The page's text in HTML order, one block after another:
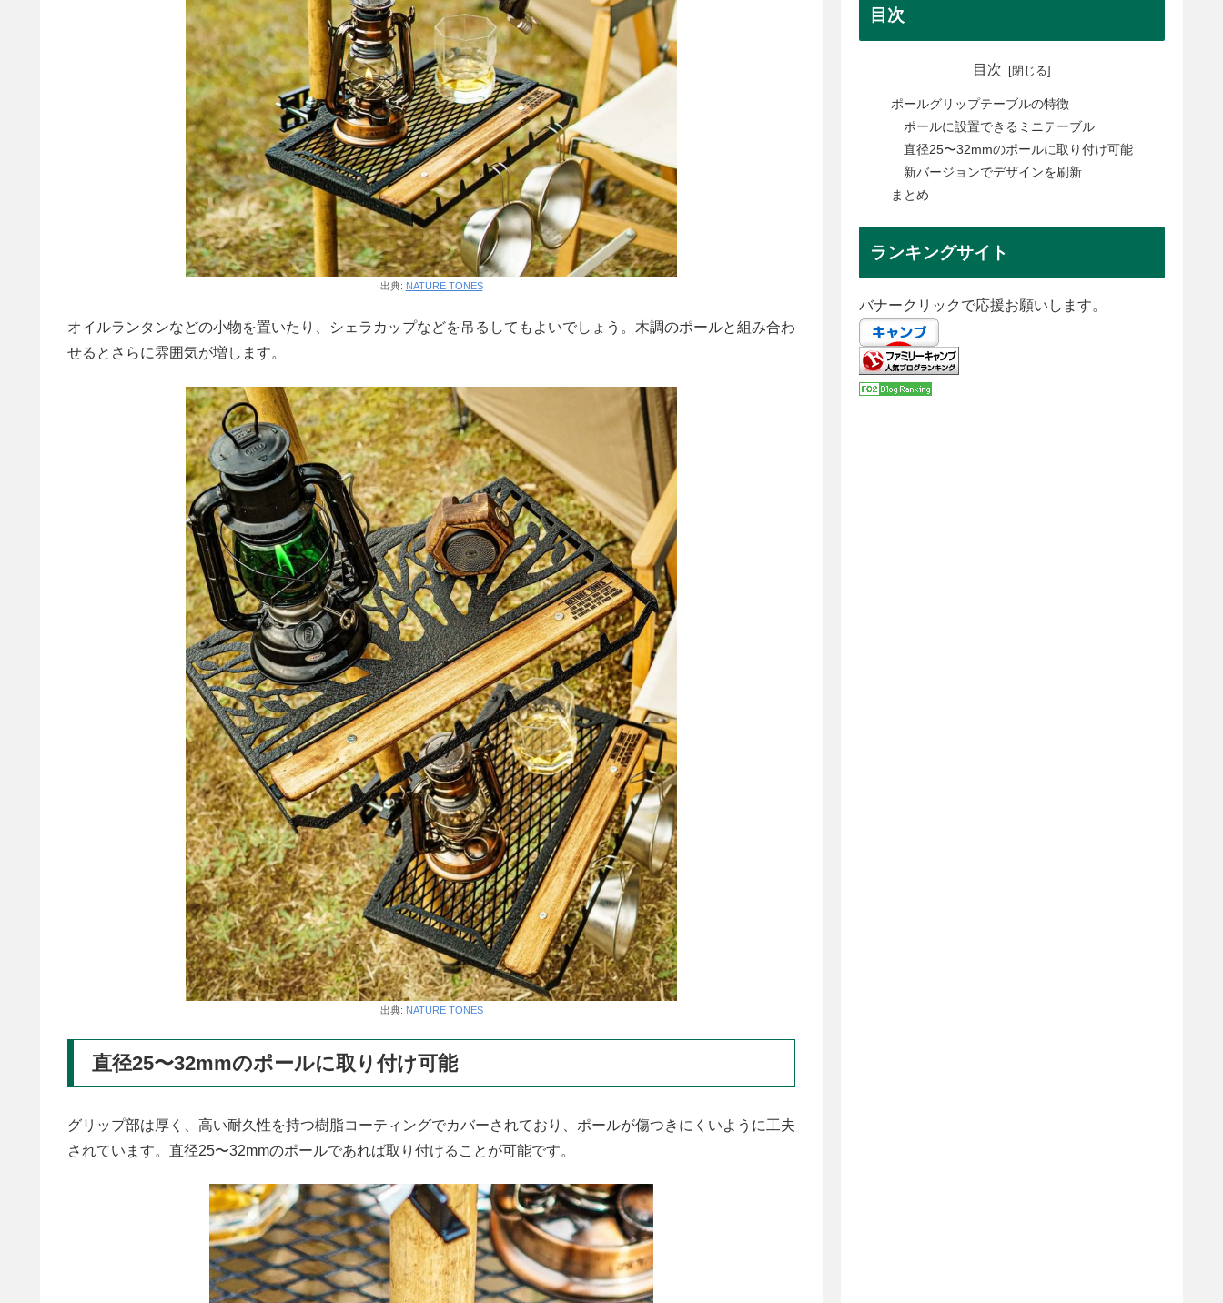
出典: NATURE TONES
オイルランタンなどの小物を置いたり、シェラカップなどを吊るしてもよいでしょう。木調のポールと組み合わ
せるとさらに雰囲気が増します。
出典: NATURE TONES
直径25〜32mmのポールに取り付け可能
グリップ部は厚く、高い耐久性を持つ樹脂コーティングでカバーされており、ポールが傷つきにくいように工夫
されています。直径25〜32mmのポールであれば取り付けることが可能です。
目次
目次
ポールグリップテーブルの特徴
ポールに設置できるミニテーブル
直径25〜32mmのポールに取り付け可能
新バージョンでデザインを刷新
まとめ
ランキングサイト
バナークリックで応援お願いします。